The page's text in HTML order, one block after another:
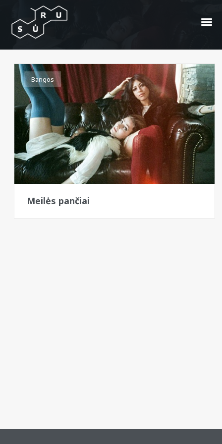
Chains Of Love
Bangos
Meilės pančiai